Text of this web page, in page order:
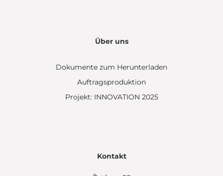
Über uns
Dokumente zum Herunterladen
Auftragsproduktion
Projekt: INNOVATION 2025
Kontakt